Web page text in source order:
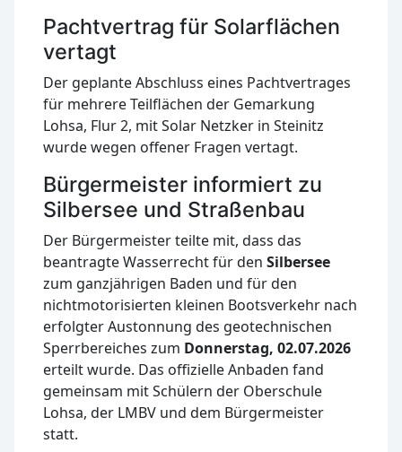
Pachtvertrag für Solarflächen
vertagt
Der geplante Abschluss eines Pachtvertrages
für mehrere Teilflächen der Gemarkung
Lohsa, Flur 2, mit Solar Netzker in Steinitz
wurde wegen offener Fragen vertagt.
Bürgermeister informiert zu
Silbersee und Straßenbau
Der Bürgermeister teilte mit, dass das
beantragte Wasserrecht für den Silbersee
zum ganzjährigen Baden und für den
nichtmotorisierten kleinen Bootsverkehr nach
erfolgter Austonnung des geotechnischen
Sperrbereiches zum Donnerstag, 02.07.2026
erteilt wurde. Das offizielle Anbaden fand
gemeinsam mit Schülern der Oberschule
Lohsa, der LMBV und dem Bürgermeister
statt.